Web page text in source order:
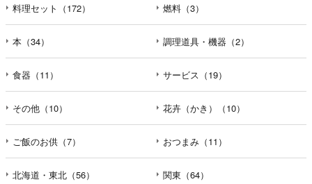
料理セット（172） 燃料（3）
本（34） 調理道具・機器（2）
食器（11） サービス（19）
その他（10） 花卉（かき）（10）
ご飯のお供（7） おつまみ（11）
北海道・東北（56） 関東（64）